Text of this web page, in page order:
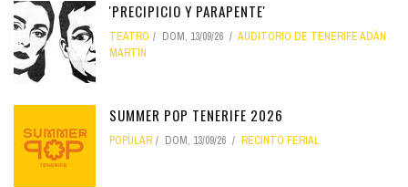
'PRECIPICIO Y PARAPENTE'
TEATRO DOM, 13/09/26
AUDITORIO DE TENERIFE ADÁN
MARTÍN
SUMMER POP TENERIFE 2026
POPULAR DOM, 13/09/26 RECINTO FERIAL